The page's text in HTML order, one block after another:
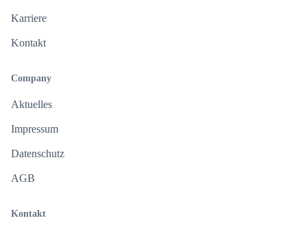
Karriere
Kontakt
Company
Aktuelles
Impressum
Datenschutz
AGB
Kontakt